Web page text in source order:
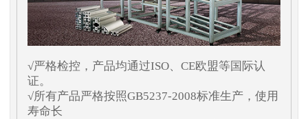
√严格检控，产品均通过ISO、CE欧盟等国际认
证。
√所有产品严格按照GB5237-2008标准生产，使用
寿命长